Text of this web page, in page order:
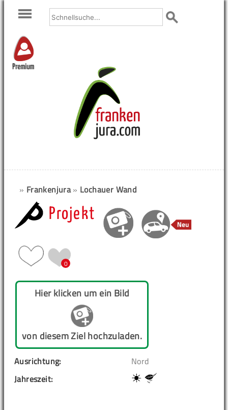
Premium
» Frankenjura» Lochauer Wand
Projekt
0
Hier klicken um ein Bild
von diesem Ziel hochzuladen.
Ausrichtung:
Nord
Jahreszeit: